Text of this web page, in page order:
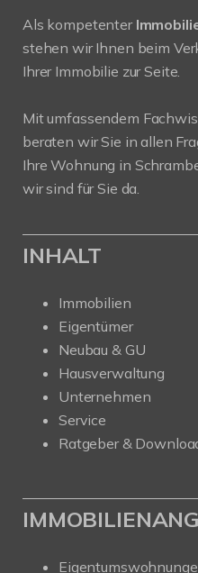
Als kompetenter
stehen wir Ihnen beim
Ihrer Immobilie zur Seite.
Mit umfassendem
beraten wir Sie in allen
Ihre Wohnung in
wir sind für Sie da.
INHALT
Immobilien
Eigentümer
Neubau & GU
Hausverwaltung
Unternehmen
Service
Ratgeber &